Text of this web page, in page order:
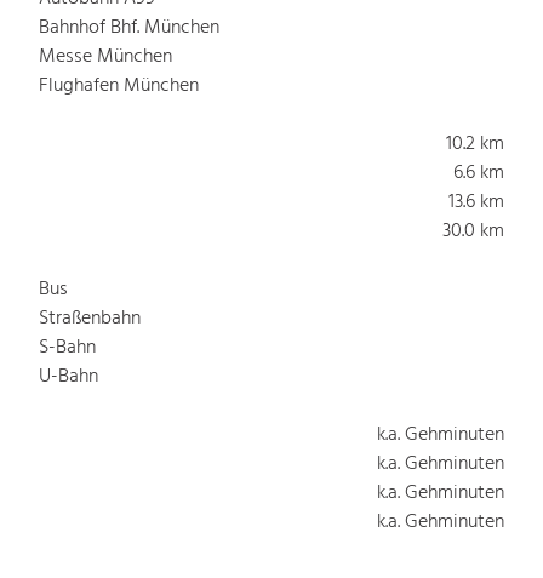
Bahnhof Bhf. München
Messe München
Flughafen München
10.2 km
6.6 km
13.6 km
30.0 km
Bus
Straßenbahn
S-Bahn
U-Bahn
k.a. Gehminuten
k.a. Gehminuten
k.a. Gehminuten
k.a. Gehminuten